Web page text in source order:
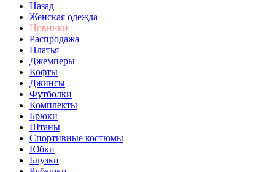
Назад
Женская одежда
Новинки
Распродажа
Платья
Джемперы
Кофты
Джинсы
Футболки
Комплекты
Брюки
Штаны
Спортивные костюмы
Юбки
Блузки